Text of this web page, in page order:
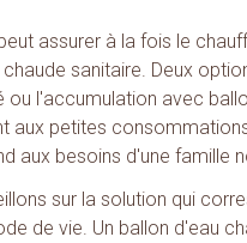
assurer à la fois le
sanitaire. Deux
ou l'accumulation avec
aux petites
aux besoins d'une famille
sur la solution qui
de vie. Un ballon d'eau